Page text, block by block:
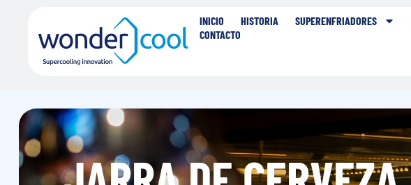
INICIO HISTORIA SUPERENFRIADORES
CONTACTO